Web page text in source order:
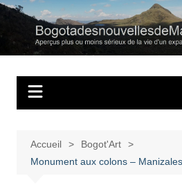
Aller
contenu
Regards personnels sur la vie d’expatrié
Accueil
Bogot'Art
Monument aux colons – Manizales